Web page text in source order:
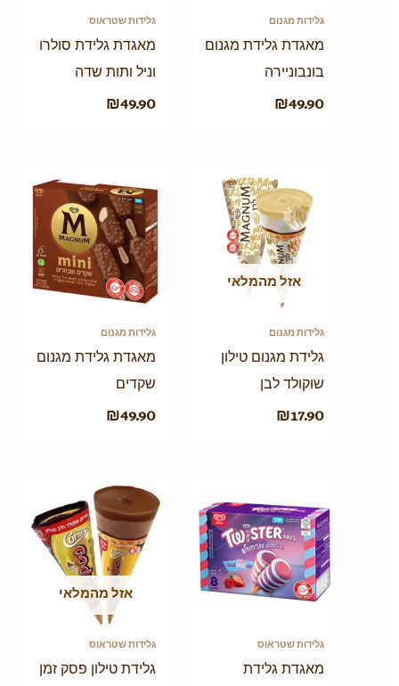
גלידות מגנום
מאגדת גלידת מגנום
בונבוניירה
₪49.90
גלידות שטראוס
מאגדת גלידת סולרו
וניל ותות שדה
₪49.90
אזל מהמלאי
גלידות מגנום
גלידת מגנום טילון
שוקולד לבן
₪17.90
גלידות מגנום
מאגדת גלידת מגנום
שקדים
₪49.90
גלידות שטראוס
מאגדת גלידת
אזל מהמלאי
גלידות שטראוס
גלידת טילון פסק זמן